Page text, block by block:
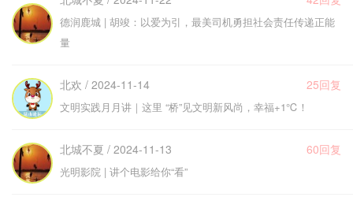
德润鹿城 | 胡竣：以爱为引，最美司机勇担社会责任传递正能
量
北欢 / 2024-11-14 25回复
文明实践月月讲｜这里 “桥”见文明新风尚，幸福+1℃！
北城不夏 / 2024-11-13 60回复
光明影院 | 讲个电影给你“看”